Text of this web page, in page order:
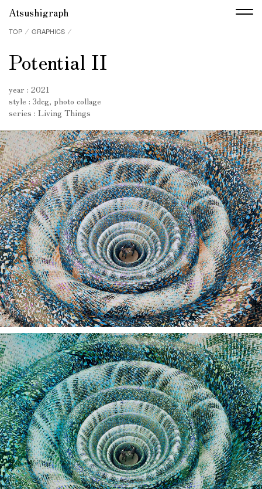
Atsushigraph
TOP ⁄ GRAPHICS ⁄
Potential II
year : 2021
style : 3dcg, photo collage
series : Living Things